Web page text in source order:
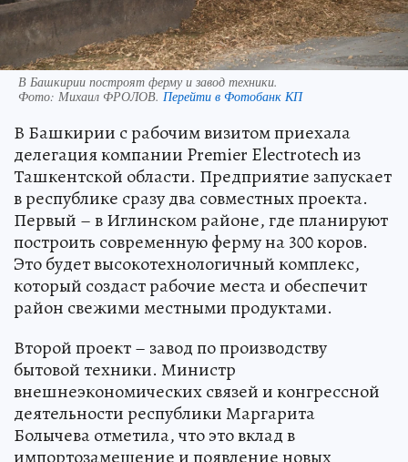
В Башкирии построят ферму и завод техники.
Фото: Михаил ФРОЛОВ. Перейти в Фотобанк КП
В Башкирии с рабочим визитом приехала
делегация компании Premier Electrotech из
Ташкентской области. Предприятие запускает
в республике сразу два совместных проекта.
Первый – в Иглинском районе, где планируют
построить современную ферму на 300 коров.
Это будет высокотехнологичный комплекс,
который создаст рабочие места и обеспечит
район свежими местными продуктами.
Второй проект – завод по производству
бытовой техники. Министр
внешнеэкономических связей и конгрессной
деятельности республики Маргарита
Болычева отметила, что это вклад в
импортозамещение и появление новых